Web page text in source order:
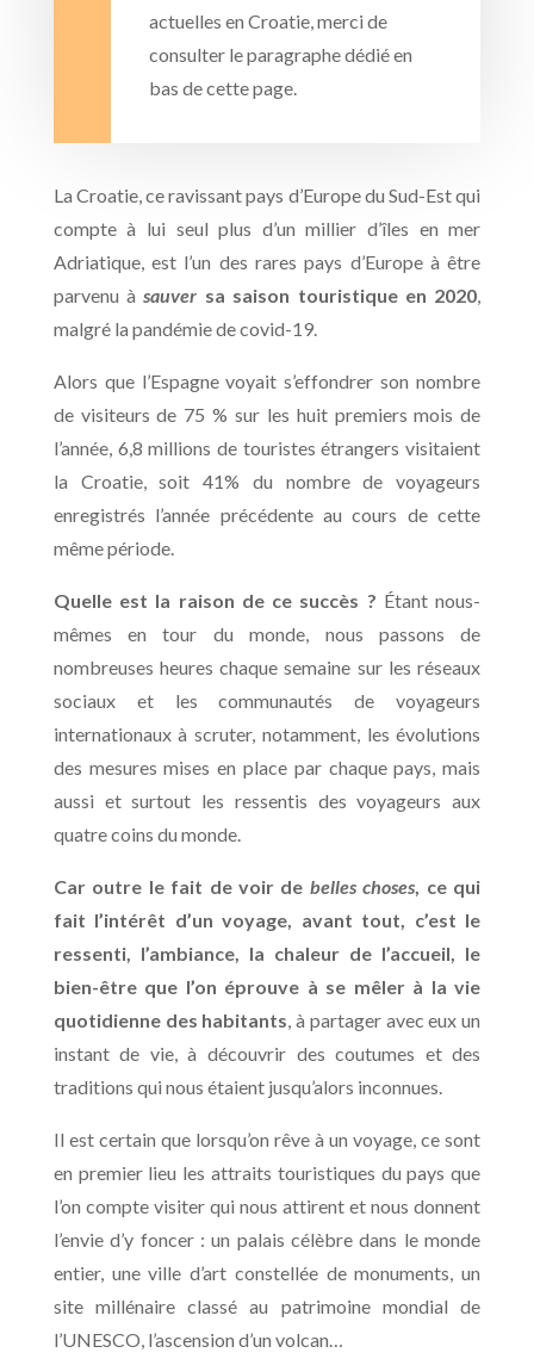
actuelles en Croatie, merci de
consulter le paragraphe dédié en
bas de cette page.
La Croatie, ce ravissant pays d’Europe du Sud-Est qui
compte à lui seul plus d’un millier d’îles en mer
Adriatique, est l’un des rares pays d’Europe à être
parvenu à sauver sa saison touristique en 2020
malgré la pandémie de covid-19.
Alors que l’Espagne voyait s’effondrer son nombre
de visiteurs de 75 % sur les huit premiers mois de
l’année, 6,8 millions de touristes étrangers visitaient
la Croatie, soit 41% du nombre de voyageurs
enregistrés l’année précédente au cours de cette
même période.
Quelle est la raison de ce succès ? Étant nous-
mêmes en tour du monde, nous passons de
nombreuses heures chaque semaine sur les réseaux
sociaux et les communautés de voyageurs
internationaux à scruter, notamment, les évolutions
des mesures mises en place par chaque pays, mais
aussi et surtout les ressentis des voyageurs aux
quatre coins du monde.
Car outre le fait de voir de belles choses , ce qui
fait l’intérêt d’un voyage, avant tout, c’est le
ressenti, l’ambiance, la chaleur de l’accueil, le
bien-être que l’on éprouve à se mêler à la vie
quotidienne des habitants , à partager avec eux un
instant de vie, à découvrir des coutumes et des
traditions qui nous étaient jusqu’alors inconnues.
Il est certain que lorsqu’on rêve à un voyage, ce sont
en premier lieu les attraits touristiques du pays que
l’on compte visiter qui nous attirent et nous donnent
l’envie d’y foncer : un palais célèbre dans le monde
entier, une ville d’art constellée de monuments, un
site millénaire classé au patrimoine mondial de
l’UNESCO, l’ascension d’un volcan…